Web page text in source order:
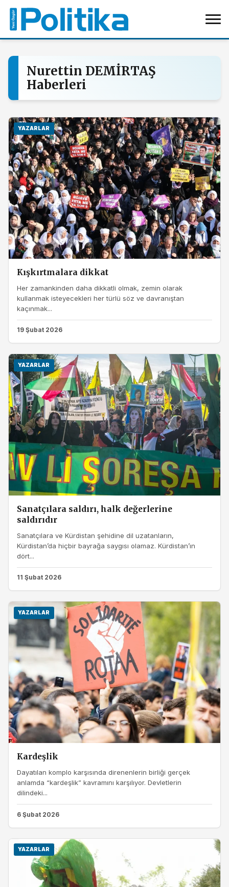
Nurettin DEMİRTAŞ
Haberleri
YAZARLAR
Kışkırtmalara dikkat
Her zamankinden daha dikkatli olmak, zemin olarak
kullanmak isteyecekleri her türlü söz ve davranıştan
kaçınmak...
19 Şubat 2026
YAZARLAR
Sanatçılara saldırı, halk değerlerine
saldırıdır
Sanatçılara ve Kürdistan şehidine dil uzatanların,
Kürdistan’da hiçbir bayrağa saygısı olamaz. Kürdistan’ın
dört...
11 Şubat 2026
YAZARLAR
Kardeşlik
Dayatılan komplo karşısında direnenlerin birliği gerçek
anlamda “kardeşlik” kavramını karşılıyor. Devletlerin
dilindeki...
6 Şubat 2026
YAZARLAR